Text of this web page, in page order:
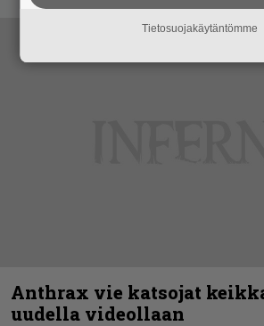
Anthrax vie katsojat
uudella videollaan
Tietosuojakäytäntömme